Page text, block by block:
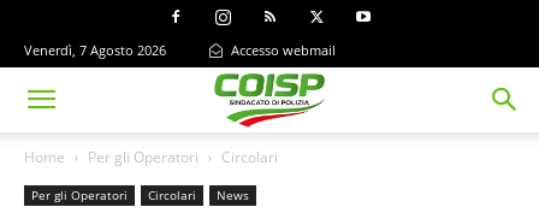
Venerdì, 7 Agosto 2026 Accesso webmail
Home Per gli Operatori Circolari
Per gli Operatori Circolari News